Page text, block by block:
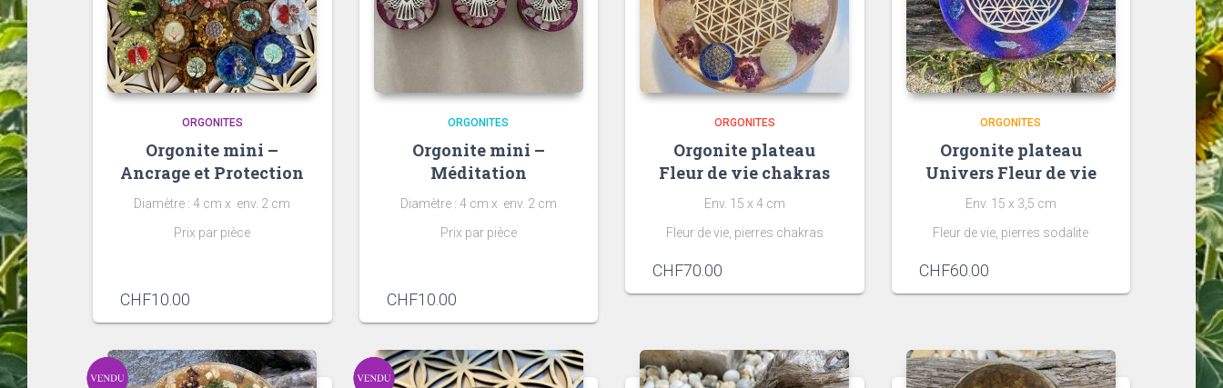
ORGONITES
Orgonite mini –
Ancrage et Protection
Diamètre : 4 cm x env. 2 cm
Prix par pièce
CHF10.00
ORGONITES
Orgonite mini –
Méditation
Diamètre : 4 cm x env. 2 cm
Prix par pièce
CHF10.00
ORGONITES
Orgonite plateau
Fleur de vie chakras
Env. 15 x 4 cm
Fleur de vie, pierres chakras
CHF70.00
ORGONITES
Orgonite plateau
Univers Fleur de vie
Env. 15 x 3,5 cm
Fleur de vie, pierres sodalite
CHF60.00